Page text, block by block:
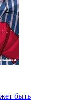
быть